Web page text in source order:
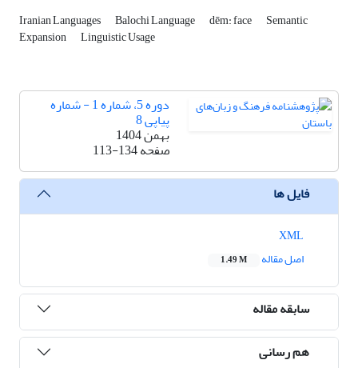
Iranian Languages Balochi Language dēm: face Semantic
Expansion Linguistic Usage
دوره 5، شماره 1 - شماره
پیاپی 8
بهمن 1404
صفحه113-134
فایل ها
اصل مقاله
1.49 M
سابقه مقاله
هم رسانی